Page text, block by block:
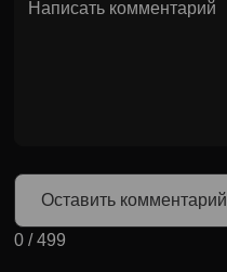
Оставить комментарий
0 /499